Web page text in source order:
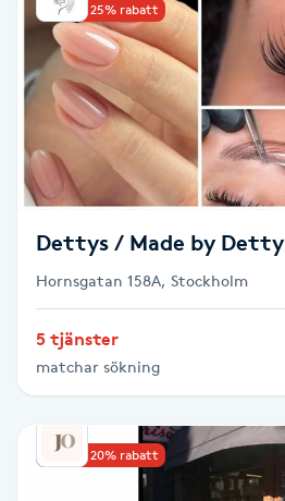
Headspa
Healing
Herrklippning
Hollywood Peel
Hot Stone Massage
Hot yoga
Hudföryngring
Upp till 25% rabatt
Dettys / Made by Detty
Hornsgatan 158A, Stockholm
5 tjänster
matchar sökning
Upp till 20% rabatt